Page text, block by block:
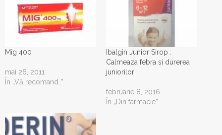
Mig 400
mai 26, 2011
În „Vă recomand..”
Ibalgin Junior Sirop :
Calmeaza febra si durerea
juniorilor
februarie 8, 2016
În „Din farmacie”